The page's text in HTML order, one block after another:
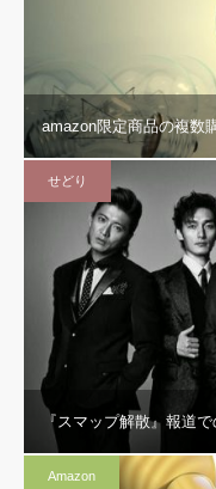
amazon限定商品の複数
せどり
『スマップ解散』報道
Amazon